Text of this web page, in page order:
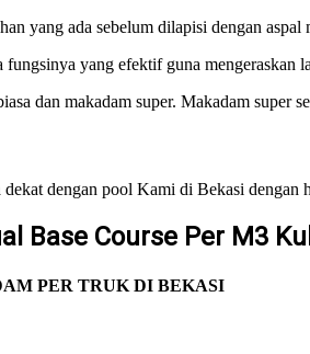
yang ada sebelum dilapisi dengan aspal
yang efektif guna mengeraskan
dan makadam super. Makadam super
dengan pool Kami di Bekasi dengan
Base Course Per M3
PER TRUK DI BEKASI